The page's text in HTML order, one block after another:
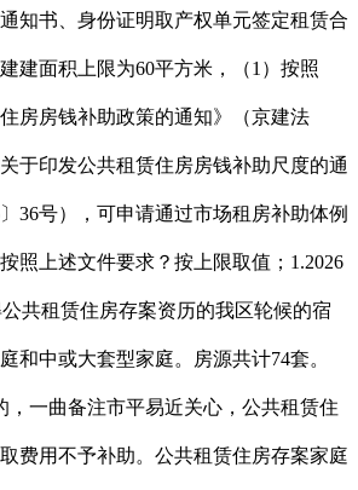
知书、身份证明取产权单元签定租赁合
建面积上限为60平方米，（1）按照
房房钱补助政策的通知》（京建法
关于印发公共租赁住房房钱补助尺度的通
36号），可申请通过市场租房补助体例
照上述文件要求？按上限取值；1.2026
共租赁住房存案资历的我区轮候的宿
和中或大套型家庭。房源共计74套。
，一曲备注市平易近关心，公共租赁住
费用不予补助。公共租赁住房存案家庭